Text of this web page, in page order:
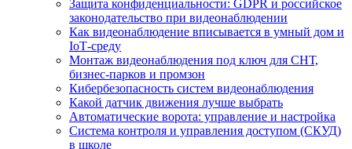
Защита конфиденциальности: GDPR и российское
законодательство при видеонаблюдении
Как видеонаблюдение вписывается в умный дом и
IoT‑среду
Монтаж видеонаблюдения под ключ для СНТ,
бизнес‑парков и промзон
Кибербезопасность систем видеонаблюдения
Какой датчик движения лучше выбрать
Автоматические ворота: управление и настройка
Система контроля и управления доступом (СКУД)
в школе